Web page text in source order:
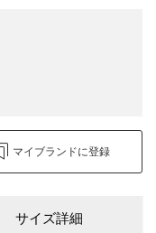
マイブランドに登録
サイズ詳細